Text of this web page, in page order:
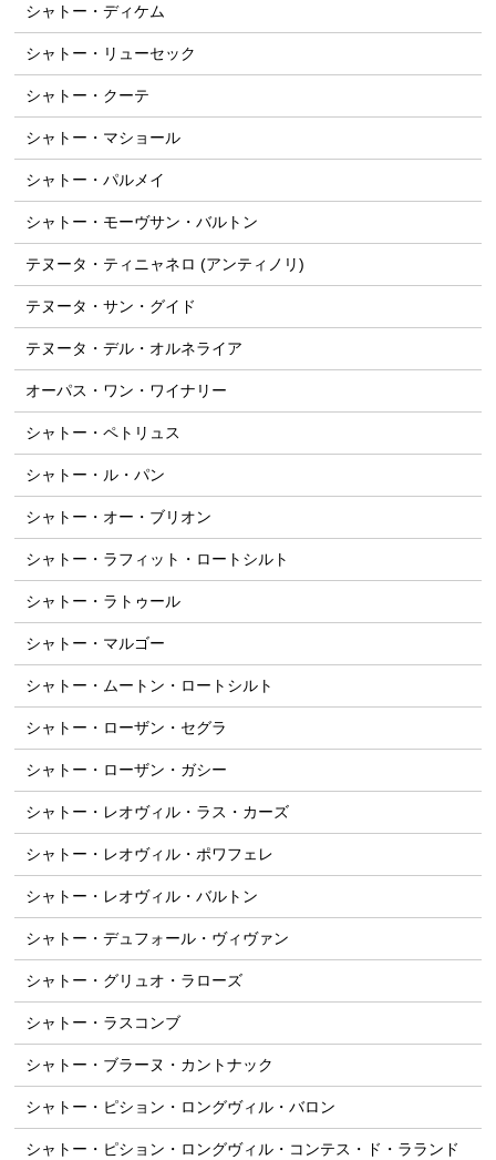
シャトー・ディケム
シャトー・リューセック
シャトー・クーテ
シャトー・マショール
シャトー・パルメイ
シャトー・モーヴサン・バルトン
テヌータ・ティニャネロ (アンティノリ)
テヌータ・サン・グイド
テヌータ・デル・オルネライア
オーパス・ワン・ワイナリー
シャトー・ペトリュス
シャトー・ル・パン
シャトー・オー・ブリオン
シャトー・ラフィット・ロートシルト
シャトー・ラトゥール
シャトー・マルゴー
シャトー・ムートン・ロートシルト
シャトー・ローザン・セグラ
シャトー・ローザン・ガシー
シャトー・レオヴィル・ラス・カーズ
シャトー・レオヴィル・ポワフェレ
シャトー・レオヴィル・バルトン
シャトー・デュフォール・ヴィヴァン
シャトー・グリュオ・ラローズ
シャトー・ラスコンブ
シャトー・ブラーヌ・カントナック
シャトー・ピション・ロングヴィル・バロン
シャトー・ピション・ロングヴィル・コンテス・ド・ラランド